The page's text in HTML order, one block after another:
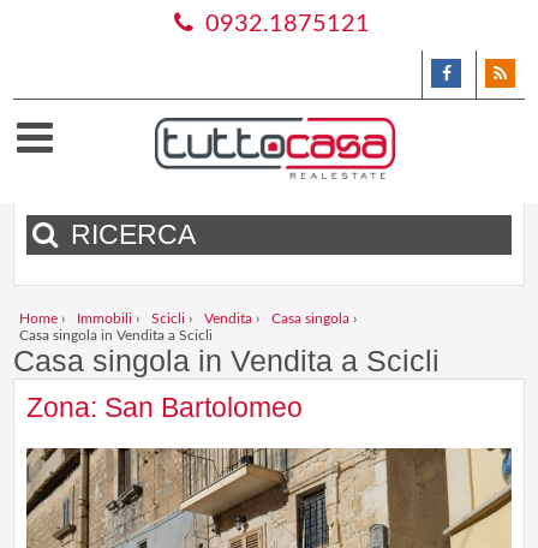
0932.1875121
RICERCA
Home › Immobili › Scicli › Vendita › Casa singola ›
Casa singola in Vendita a Scicli
Casa singola in Vendita a Scicli
Zona: San Bartolomeo